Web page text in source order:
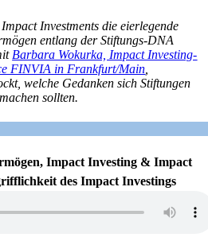
Investments die eierlegende
entlang der Stiftungs-DNA
Barbara Wokurka, Impact Investing-
FINVIA in Frankfurt/Main
welche Gedanken sich Stiftungen
sollten.
Impact Investing & Impact
des Impact Investings